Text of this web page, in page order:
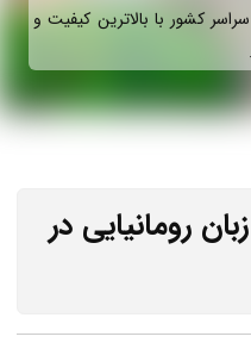
کشور با بالاترین کیفیت و
رومانیایی در